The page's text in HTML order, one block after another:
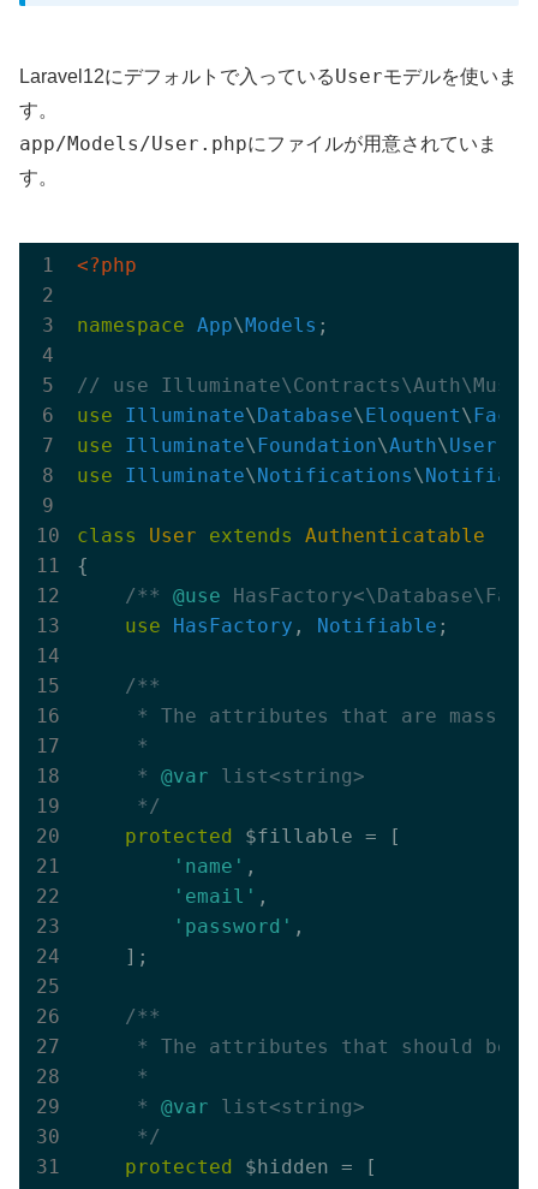
Laravel12にデフォルトで入っているUserモデルを使いま
す。
app/Models/User.phpにファイルが用意されていま
す。
<?php
namespace App\Models ;
// use
use
Illuminate\Database\Eloquent\
use
Illuminate\Foundation\Auth\User
use
Illuminate\Notifications\
class User extends
Authenticatable
{
/** @use
use
HasFactory , Notifiable ;
/**
* The attributes that are mass
     *
     *
@var list<string>
     */
protected
$fillable = [
'name' ,
'email' ,
'password' ,
    ];
/**
* The attributes that should be
     *
     *
@var list<string>
     */
protected
$hidden = [